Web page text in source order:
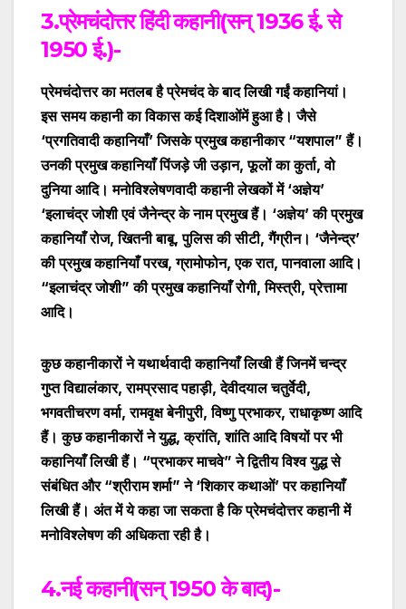
3.प्रेमचंदोत्तर हिंदी कहानी(सन् 1936 ई. से
1950 ई.)-
प्रेमचंदोत्तर का मतलबहै प्रेमचंद के बाद लिखी गईं कहानियां।
इस समय कहानी का विकास कई दिशाओंमें हुआ है। जैसे
‘प्रगतिवादी कहानियाँ’ जिसके प्रमुख कहानीकार “यशपाल” हैं।
उनकी प्रमुख कहानियाँ पिंजड़े जी उड़ान, फूलों का कुर्ता, वो
दुनिया आदि। मनोविश्लेषणवादी कहानी लेखकों में‘अज्ञेय’
‘इलाचंद्र जोशी एवं जैनेन्द्र के नाम प्रमुख हैं। ‘अज्ञेय’ की प्रमुख
कहानियाँ रोज, खितनी बाबू, पुलिस की सीटी, गैंग्रीन। ‘जैनेन्द्र’
की प्रमुख कहानियाँ परख, ग्रामोफोन, एक रात, पानवाला आदि।
“इलाचंद्र जोशी” की प्रमुख कहानियाँ रोगी, मिस्त्री, प्रेत्तामा
आदि।
कुछ कहानीकारों ने यथार्थवादी कहानियाँ लिखी हैं जिनमें चन्द्र
गुप्त विद्यालंकार, रामप्रसाद पहाड़ी, देवीदयाल चतुर्वेदी,
भगवतीचरण वर्मा, रामवृक्ष बेनीपुरी, विष्णु प्रभाकर, राधाकृष्ण आदि
हैं। कुछ कहानीकारों ने युद्ध, क्रांति, शांति आदि विषयों पर भी
कहानियाँ लिखी हैं। “प्रभाकर माचवे” ने द्वितीय विश्व युद्ध से
संबंधित और “श्रीराम शर्मा” ने ‘शिकार कथाओं’ पर कहानियाँ
लिखी हैं। अंत में ये कहा जा सकता है कि प्रेमचंदोत्तर कहानी में
मनोविश्लेषण की अधिकता रही है।
4.नई कहानी(सन् 1950 के बाद)-